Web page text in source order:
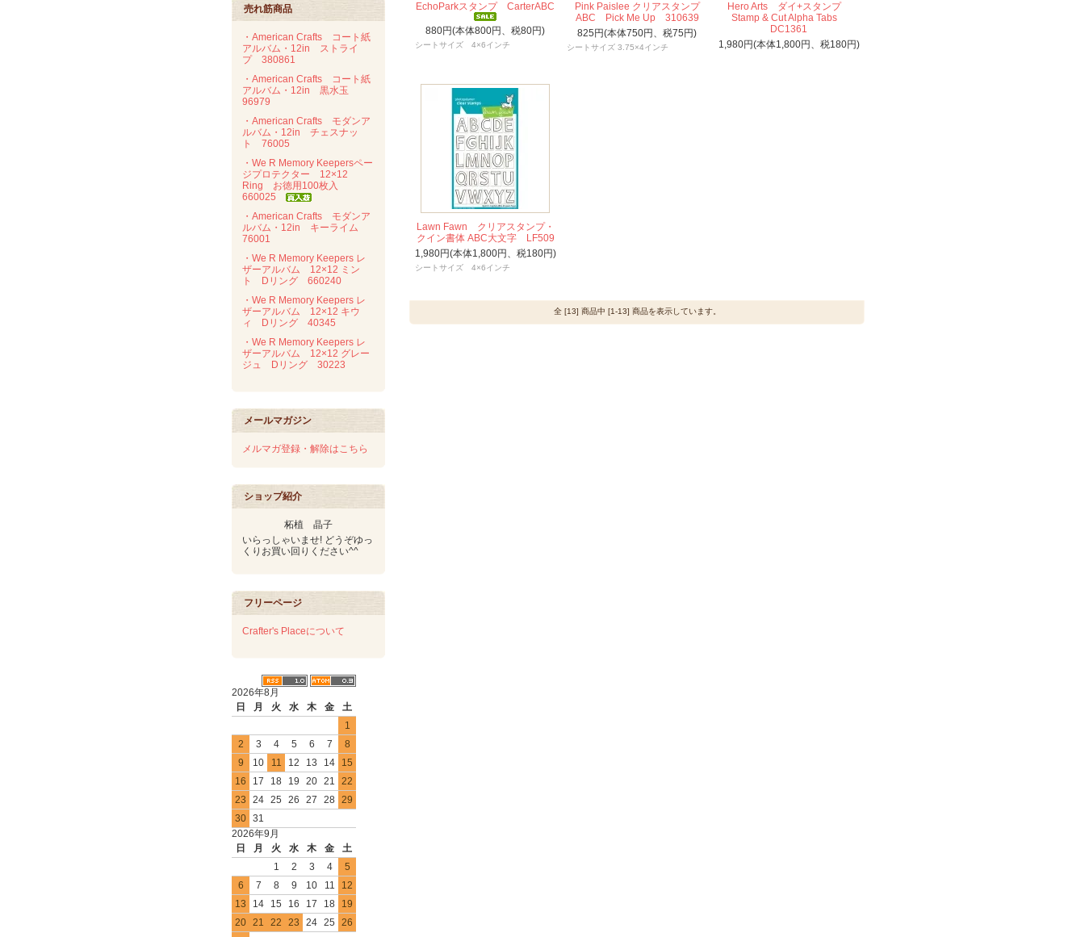
売れ筋商品
・American Crafts コート紙
アルバム・12in ストライ
プ 380861
・American Crafts コート紙
アルバム・12in 黒水玉
96979
・American Crafts モダンア
ルバム・12in チェスナッ
ト 76005
・We R Memory Keepersペー
ジプロテクター 12×12
Ring お徳用100枚入
660025
・American Crafts モダンア
ルバム・12in キーライム
76001
・We R Memory Keepers レ
ザーアルバム 12×12 ミン
ト Dリング 660240
・We R Memory Keepers レ
ザーアルバム 12×12 キウ
ィ Dリング 40345
・We R Memory Keepers レ
ザーアルバム 12×12 グレー
ジュ Dリング 30223
メールマガジン
メルマガ登録・解除はこちら
ショップ紹介
柘植 晶子
いらっしゃいませ! どうぞゆっ
くりお買い回りください^^
フリーページ
Crafter's Placeについて
2026年8月
日
月 火 水 木 金
土
1
2
3 4 5 6 7
8
9
10 11 12 13 14
15
16
17 18 19 20 21
22
23
24 25 26 27 28 29
30 31
2026年9月
日
月 火 水 木 金
土
1
2 3 4
5
6
7 8 9 10 11
12
13
14 15 16 17 18
19
20 21 22 23 24 25
26
EchoParkスタンプ CarterABC
880円(本体800円、税80円)
シートサイズ 4×6インチ
Pink Paislee クリアスタンプ
ABC Pick Me Up 310639
825円(本体750円、税75円)
シートサイズ 3.75×4インチ
Hero Arts ダイ+スタンプ
Stamp & Cut Alpha Tabs
DC1361
1,980円(本体1,800円、税180円)
Lawn Fawn クリアスタンプ・
クイン書体 ABC大文字 LF509
1,980円(本体1,800円、税180円)
シートサイズ 4×6インチ
全 [13] 商品中 [1-13] 商品を表示しています。